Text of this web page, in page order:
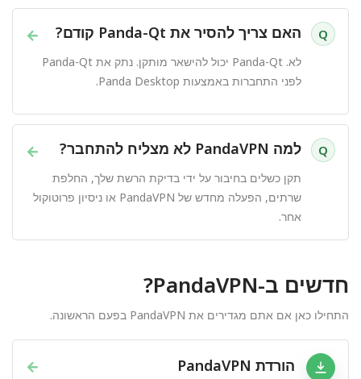
Q
→ האם צריך להסיר את Panda-Qt קודם?
לא. Panda-Qt יכול להישאר מותקן. נתק את Panda-Qt
לפני התחברות באמצעות Panda Desktop.
Q
→ למה PandaVPN לא מצליח להתחבר?
תקן כשלים בחיבור על ידי בדיקת הרשת שלך, החלפת
שרתים, הפעלה מחדש של PandaVPN או ניסיון פרוטוקול
אחר.
חדשים ב-PandaVPN?
התחילו כאן אם אתם מגדירים את PandaVPN בפעם הראשונה.
→ הורדת PandaVPN